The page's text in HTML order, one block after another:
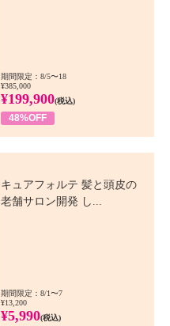
期間限定：8/5〜18
¥385,000
¥199,900(税込)
48%OFF
キュアフォルテ 髪と頭皮の
老舗サロン開発 し...
期間限定：8/1〜7
¥13,200
¥5,990(税込)